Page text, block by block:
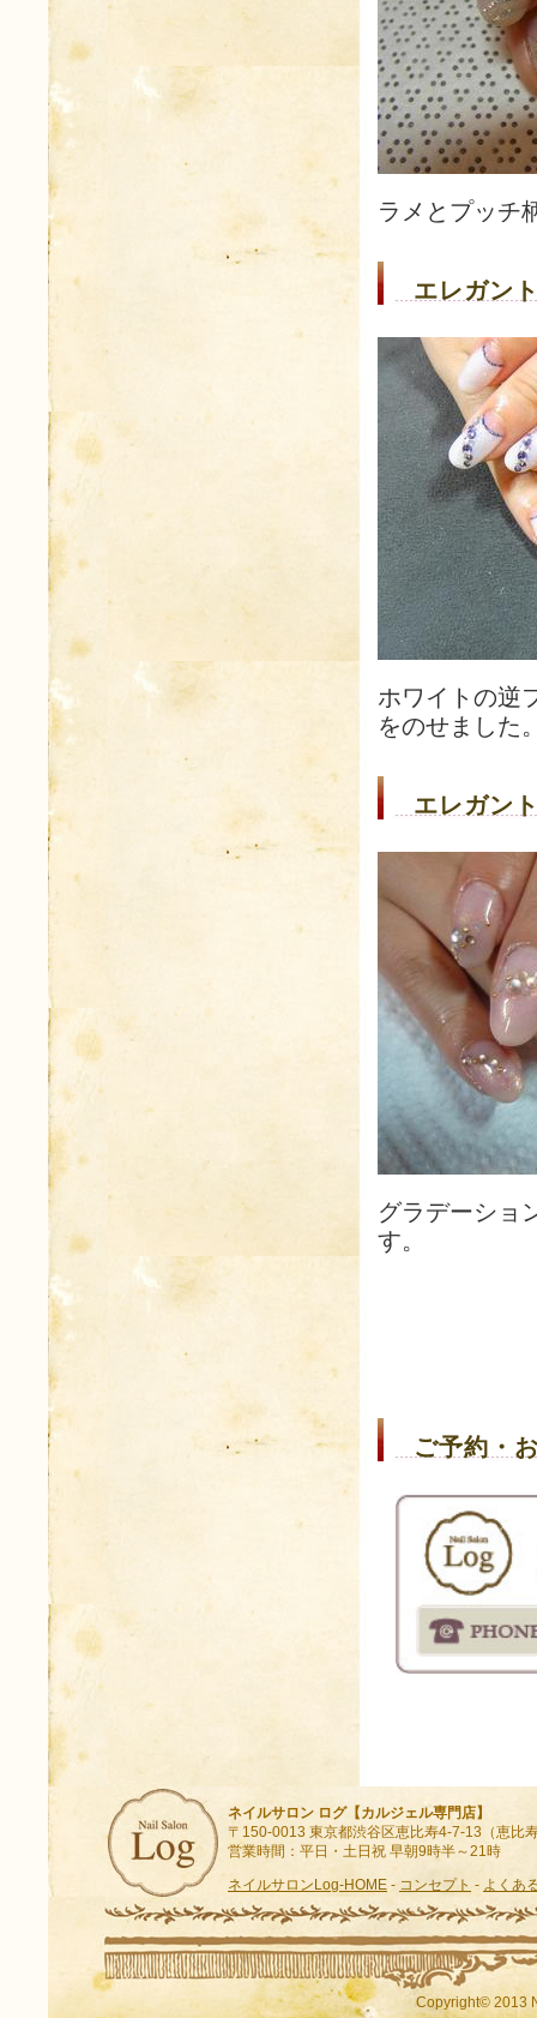
ラメとプッチ
エレガン
ホワイトの逆
をのせました
エレガン
グラデーショ
す。
ご予約・
ネイルサロン ログ【カルジェル専門店】
〒150-0013 東京都渋谷区恵比寿4-7-13（恵比
営業時間：平日・土日祝 早朝9時半～21時
ネイルサロンLog-HOME - コンセプト - よくあ
Copyright© 2013